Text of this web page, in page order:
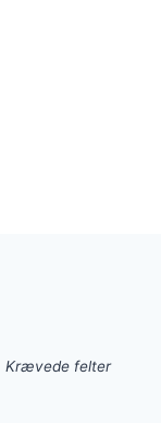
Krævede felter